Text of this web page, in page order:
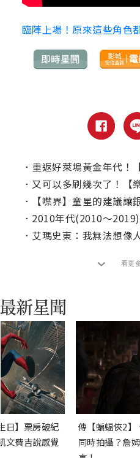
臨陣上場！原來這些角色
． 重返好萊塢黃金年代！【樂來越
． 又可以多刷幾次了！【樂來越愛
．
【噤界】童星的建議讓銀幕爸爸
． 2010年代(2010～
． 艾瑪史東：我無法想像人生
看更
日】票房破紀
文費吉說感覺
傳【蝙蝠俠2】
同時拍攝？詹